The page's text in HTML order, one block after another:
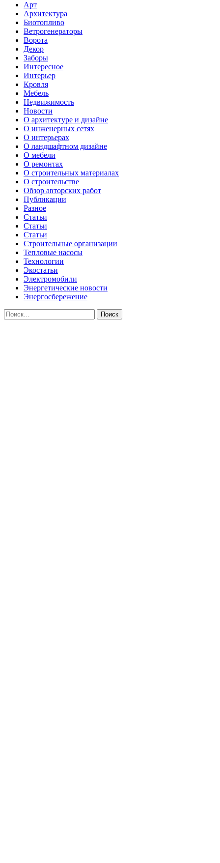
Арт
Архитектура
Биотопливо
Ветрогенераторы
Ворота
Декор
Заборы
Интересное
Интерьер
Кровля
Мебель
Недвижимость
Новости
О архитектуре и дизайне
О инженерных сетях
О интерьерах
О ландшафтном дизайне
О мебели
О ремонтах
О строительных материалах
О строительстве
Обзор авторских работ
Публикации
Разное
Статьи
Статьи
Статьи
Строительные организации
Тепловые насосы
Технологии
Экостатьи
Электромобили
Энергетические новости
Энергосбережение
Найти: